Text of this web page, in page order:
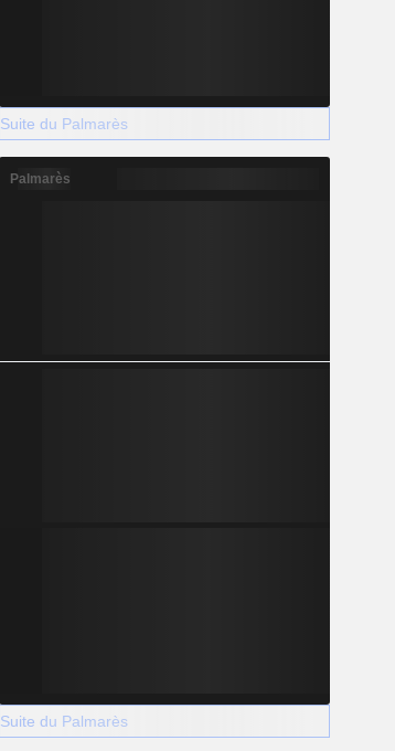
Suite du Palmarès
Palmarès
Suite du Palmarès